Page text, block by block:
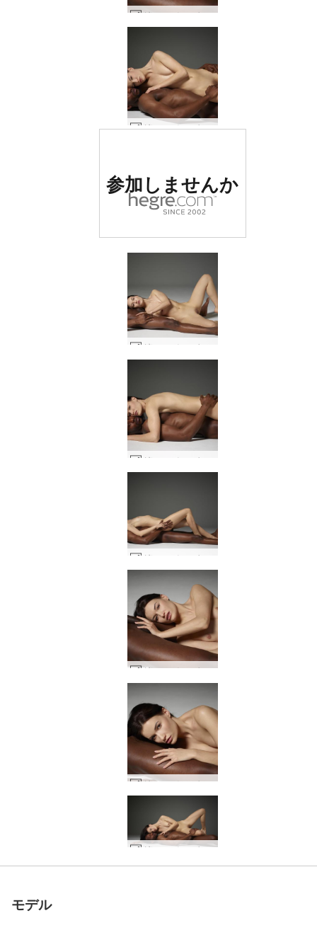
グレースとマイク陰陽 #19
グレースとマイク陰陽 #29
を受けたエロサイト
参加しませんか
グレースとマイク陰陽 #16
グレースとマイク陰陽 #20
グレースとマイク陰陽 #31
世界でナンバー1の評価
を受けたエロサイト
参加しませんか
グレースとマイク陰陽 #23
グレースとマイク陰陽 #32
グレースとマイク陰陽 #27
グレースとマイク陰陽 #15
グレースとマイク陰陽 #25
グレースとマイク陰陽 #17
世界でナンバー1の評価
を受けたエロサイト
参加しませんか
グレースとマイク陰陽 #36
グレースとマイク陰陽 #47
グレースとマイク陰陽 #38
グレースとマイク陰陽 #40
グレースとマイク陰陽 #37
グレースとマイク陰陽 #39
世界でナンバー1の評価
を受けたエロサイト
参加しませんか
グレースとマイク陰陽 #43
グレースとマイクの甘いハーモニー #51
グレースとマイクの甘いハーモニー #50
グレースとマイクのホットなカップル #36
グレースとマイクの甘いハーモニー #43
グレースとマイクの甘いハーモニー #36
グレースとマイクの甘いハーモニー #40
グレースとマイクのホットなカップル #18
グレースとマイクの甘いハーモニー #35
グレースとマイクの甘いハーモニー #42
世界でナンバー1の評価
を受けたエロサイト
参加しませんか
グレースとマイクのホットなカップル #26
グレースとマイクのホットなカップル #23
グレースとマイクのホットなカップル #28
グレースとマイクの甘いハーモニー #46
グレースとマイクのホットなカップル #19
グレースとマイクの甘いハーモニー #30
世界でナンバー1の評価
を受けたエロサイト
参加しませんか
グレースとマイクのホットなカップル #34
グレースとマイクの甘いハーモニー #39
グレースとマイクのホットなカップル #32
グレースとマイクのホットなカップル #7
グレースとマイクのホットなカップル #39
グレースとマイクのホットなカップル #4
世界でナンバー1の評価
を受けたエロサイト
参加しませんか
グレースとマイクのホットなカップル #38
モデル